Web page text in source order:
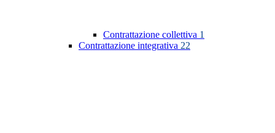
Contrattazione collettiva 1
Contrattazione integrativa 22